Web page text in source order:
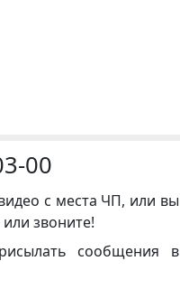
00
с места ЧП, или вы
звоните!
сообщения в